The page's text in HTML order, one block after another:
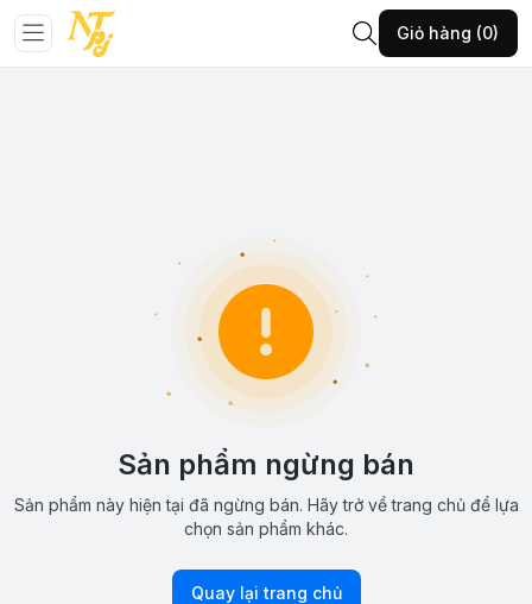
Giỏ hàng (0)
Sản phẩm ngừng bán
Sản phẩm này hiện tại đã ngừng bán. Hãy trở về trang chủ để lựa
chọn sản phẩm khác.
Quay lại trang chủ